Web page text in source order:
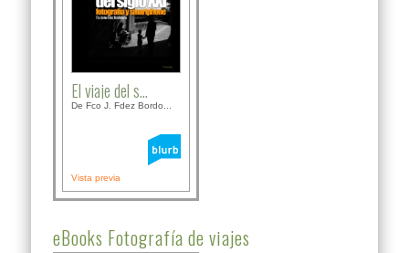
El viaje del s...
De Fco J. Fdez Bordo...
Vista previa
eBooks Fotografía de viajes